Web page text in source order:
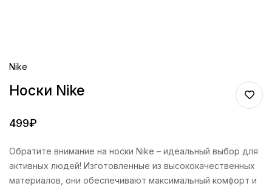
Nike
Носки Nike
499₽
Обратите внимание на носки Nike – идеальный выбор для
активных людей! Изготовленные из высококачественных
материалов, они обеспечивают максимальный комфорт и